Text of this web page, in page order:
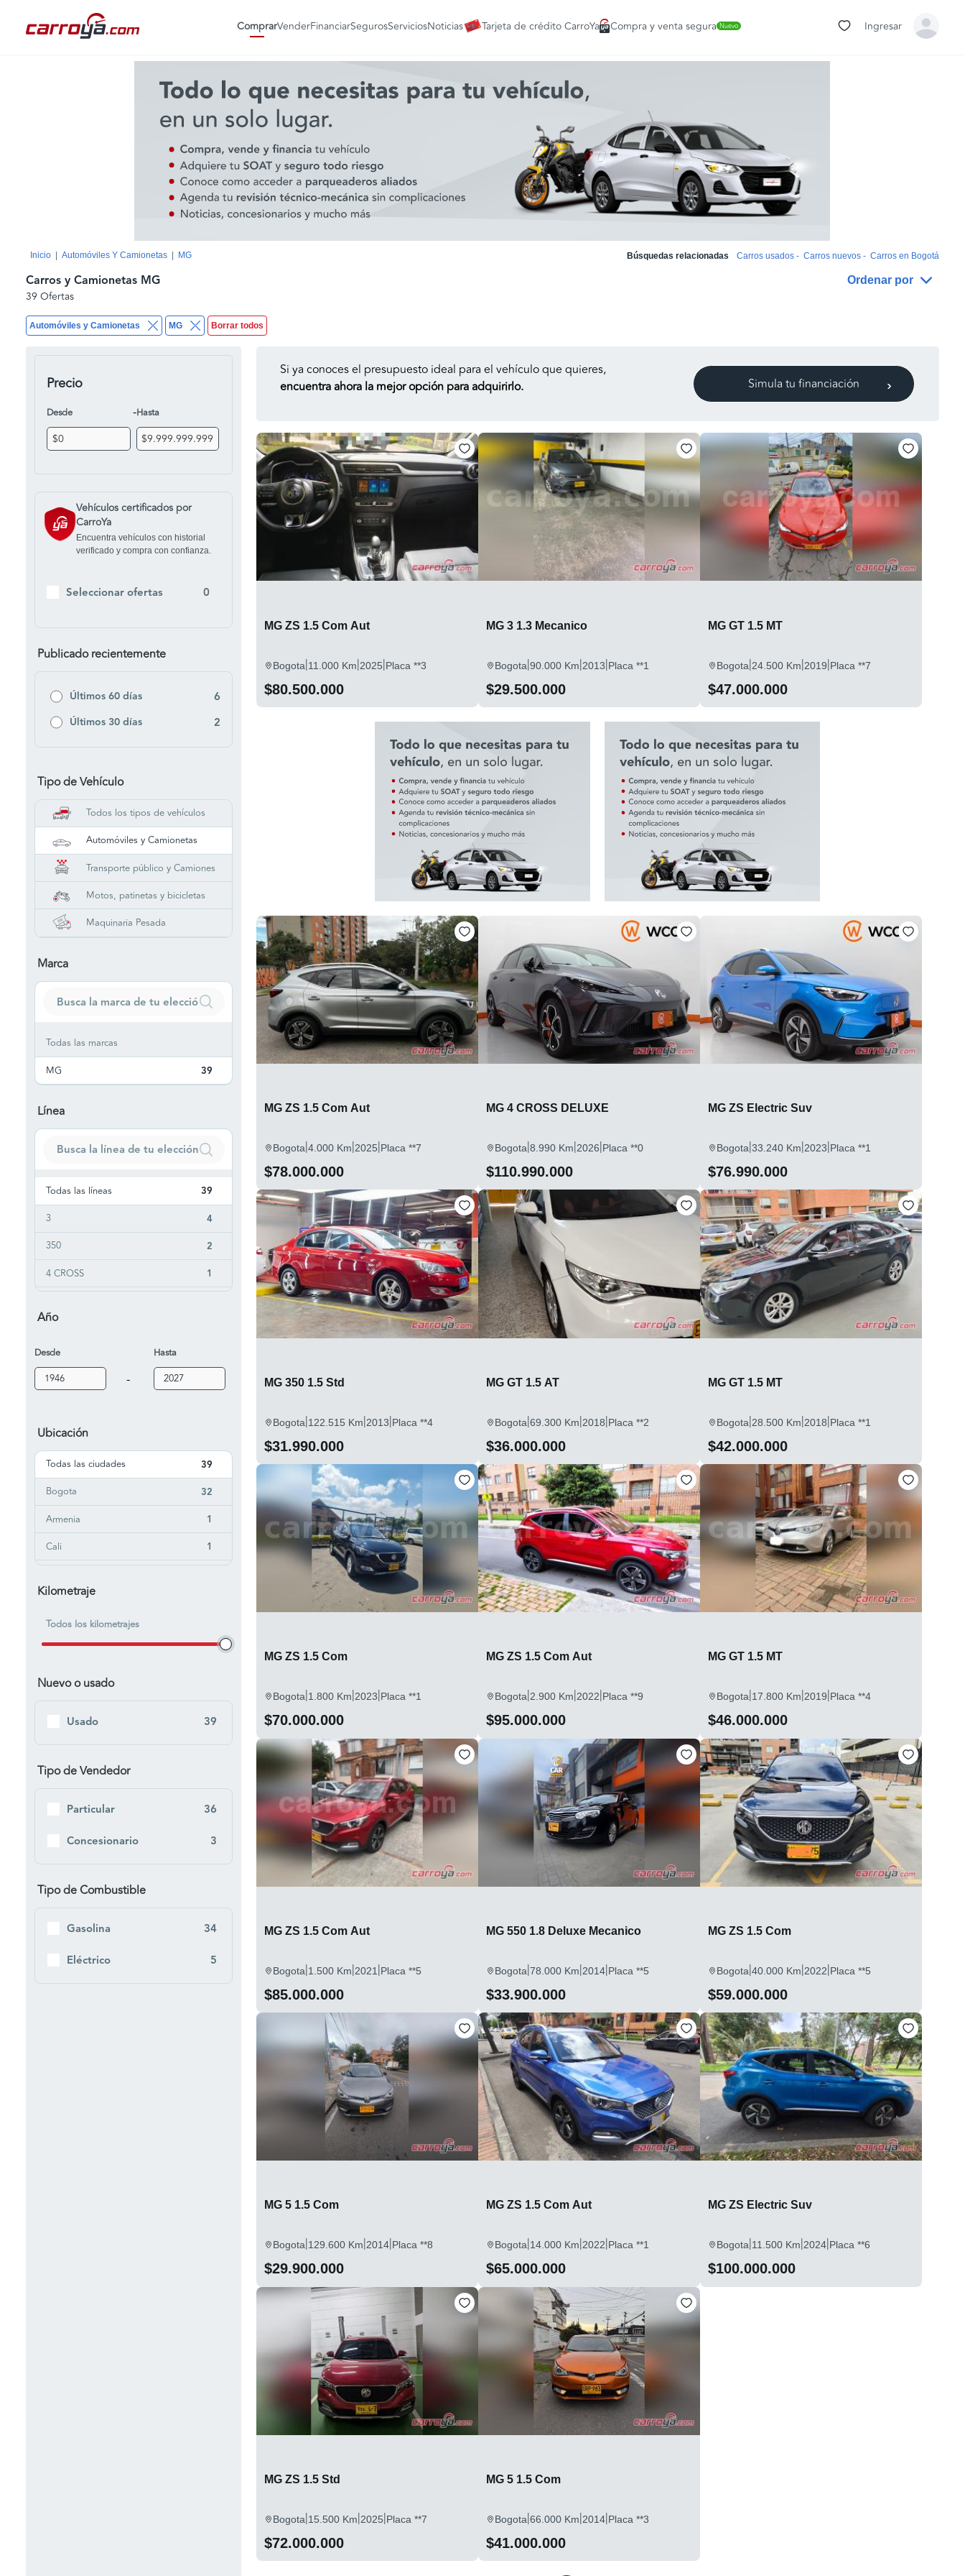
ComprarVenderFinanciarSegurosServiciosNoticias Tarjeta de crédito CarroYa Compra y venta segura Nuevo Ingresar
Inicio Automóviles Y Camionetas MG Búsquedas relacionadas Carros usados - Carros nuevos - Carros en Bogotá
Automóviles y Camionetas MG Borrar todos
Carros y Camionetas MG Ordenar por
39 Ofertas
Precio
Desde -Hasta
Vehículos certificados por
CarroYa
Encuentra vehículos con historial
verificado y compra con confianza.
Seleccionar ofertas 0
Publicado recientemente
Últimos 60 días 6
Últimos 30 días 2
Tipo de Vehículo
Todos los tipos de vehículos
Automóviles y Camionetas
Transporte público y Camiones
Motos, patinetas y bicicletas
Maquinaria Pesada
Marca
Todas las marcas
MG
39
Línea
Todas las líneas 39
3 4
350 2
4 CROSS 1
6
GT
ZS
Año
Desde
-
Hasta
Ubicación
Todas las ciudades 39
Bogota 32
Armenia 1
Cali 1
Neiva
Zipaquira
Kilometraje
Todos los kilometrajes
Nuevo o usado
Usado 39
Tipo de Vendedor
Particular 36
Concesionario 3
Tipo de Combustible
Gasolina 34
Eléctrico 5
Si ya conoces el presupuesto ideal para el vehículo que quieres,
encuentra ahora la mejor opción para adquirirlo.
Simula tu financiación
MG ZS 1.5 Com Aut
Bogota|11.000 Km|2025|Placa **3
$80.500.000
MG 3 1.3 Mecanico
Bogota|90.000 Km|2013|Placa **1
$29.500.000
MG GT 1.5 MT
Bogota|24.500 Km|2019|Placa **7
$47.000.000
MG ZS 1.5 Com Aut
Bogota|4.000 Km|2025|Placa **7
$78.000.000
MG 4 CROSS DELUXE
Bogota|8.990 Km|2026|Placa **0
$110.990.000
MG ZS Electric Suv
Bogota|33.240 Km|2023|Placa **1
$76.990.000
MG 350 1.5 Std
Bogota|122.515 Km|2013|Placa **4
$31.990.000
MG GT 1.5 AT
Bogota|69.300 Km|2018|Placa **2
$36.000.000
MG GT 1.5 MT
Bogota|28.500 Km|2018|Placa **1
$42.000.000
MG ZS 1.5 Com
Bogota|1.800 Km|2023|Placa **1
$70.000.000
MG ZS 1.5 Com Aut
Bogota|2.900 Km|2022|Placa **9
$95.000.000
MG GT 1.5 MT
Bogota|17.800 Km|2019|Placa **4
$46.000.000
MG ZS 1.5 Com Aut
Bogota|1.500 Km|2021 |Placa **5
$85.000.000
MG 550 1.8 Deluxe Mecanico
Bogota|78.000 Km|2014|Placa **5
$33.900.000
MG ZS 1.5 Com
Bogota|40.000 Km|2022|Placa **5
$59.000.000
MG 5 1.5 Com
Bogota|129.600 Km|2014|Placa **8
$29.900.000
MG ZS 1.5 Com Aut
Bogota|14.000 Km|2022|Placa **1
$65.000.000
MG ZS Electric Suv
Bogota|11.500 Km|2024|Placa **6
$100.000.000
MG ZS 1.5 Std
Bogota|15.500 Km|2025|Placa **7
$72.000.000
MG 5 1.5 Com
Bogota|66.000 Km|2014|Placa **3
$41.000.000